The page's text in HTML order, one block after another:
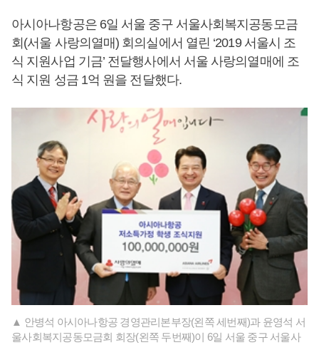
아시아나항공은 6일 서울 중구 서울사회복지공동모금
회(서울 사랑의열매) 회의실에서 열린 ‘2019 서울시 조
식 지원사업 기금’ 전달행사에서 서울 사랑의열매에 조
식 지원 성금 1억 원을 전달했다.
▲ 안병석 아시아나항공 경영관리본부장(왼쪽 세번째)과 윤영석 서
울사회복지공동모금회 회장(왼쪽 두번째)이 6일 서울 중구 서울사